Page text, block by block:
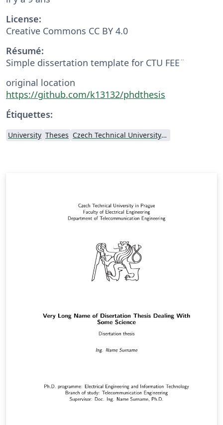
License:
Creative Commons CC BY 4.0
Résumé:
Simple dissertation template for CTU FEE¨
original location
https://github.com/k13132/phdthesis
Étiquettes:
University Theses Czech Technical University in Prague